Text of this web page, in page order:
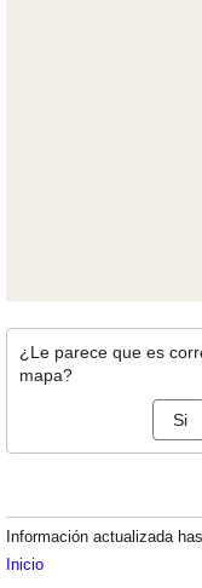
¿Le parece que es
mapa?
Si
Información actualizada
Inicio